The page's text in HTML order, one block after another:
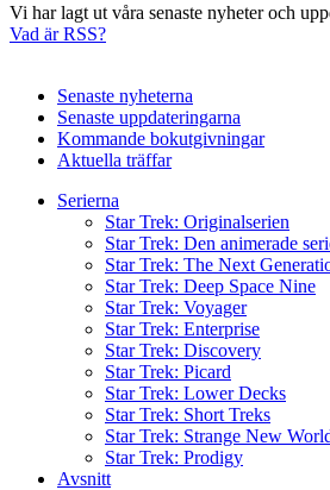
Vi har lagt ut våra senaste nyheter och
Vad är RSS?
Senaste nyheterna
Senaste uppdateringarna
Kommande bokutgivningar
Aktuella träffar
Serierna
Star Trek: Originalserien
Star Trek: Den animerade
Star Trek: The Next
Star Trek: Deep Space Nine
Star Trek: Voyager
Star Trek: Enterprise
Star Trek: Discovery
Star Trek: Picard
Star Trek: Lower Decks
Star Trek: Short Treks
Star Trek: Strange New
Star Trek: Prodigy
Avsnitt